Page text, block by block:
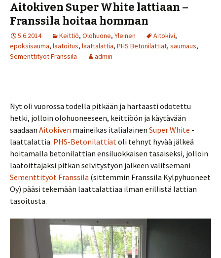
Aitokiven Super White lattiaan –
Franssila hoitaa homman
5.6.2014 Keittiö, Olohuone, Yleinen Aitokivi,
epoksisauma, laatoitus, laattalattia, PHS Betonilattiat, saumaus,
Sementtityöt Franssila
admin
Nyt oli vuorossa todella pitkään ja hartaasti odotettu
hetki, jolloin olohuoneeseen, keittiöön ja käytävään
saadaan Aitokiven maineikas italialainen Super White -
laattalattia. PHS-Betonilattiatoli tehnyt hyvää jälkeä
hoitamalla betonilattian ensiluokkaisen tasaiseksi, jolloin
laatoittajaksi pitkän selvitystyön jälkeen valitsemani
Sementtityöt Franssila (sittemmin Franssila Kylpyhuoneet
Oy) pääsi tekemään laattalattiaa ilman erillistä lattian
tasoitusta.